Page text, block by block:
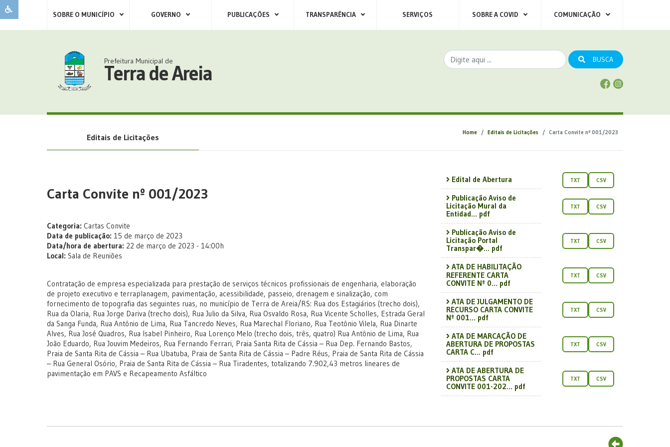
SOBRE O MUNICÍPIO GOVERNO PUBLICAÇÕES TRANSPARÊNCIA SERVIÇOS SOBRE A COVID COMUNICAÇÃO
Prefeitura Municipal de
Terra de Areia
BUSCA
Editais de Licitações Home Editais de Licitações Carta Convite nº 001/2023
Carta Convite nº 001/2023
Categoria: Cartas Convite
Data de publicação: 15 de março de 2023
Data/hora de abertura: 22 de março de 2023 - 14:00h
Local: Sala de Reuniões
Contratação de empresa especializada para prestação de serviços técnicos profissionais de engenharia, elaboração
de projeto executivo e terraplanagem, pavimentação, acessibilidade, passeio, drenagem e sinalização, com
fornecimento de topografia das seguintes ruas, no município de Terra de Areia/RS: Rua dos Estagiários (trecho dois),
Rua da Olaria, Rua Jorge Dariva (trecho dois), Rua Julio da Silva, Rua Osvaldo Rosa, Rua Vicente Scholles, Estrada Geral
da Sanga Funda, Rua Antônio de Lima, Rua Tancredo Neves, Rua Marechal Floriano, Rua Teotônio Vilela, Rua Dinarte
Alves, Rua José Quadros, Rua Isabel Pinheiro, Rua Lorenço Melo (trecho dois, três, quatro) Rua Antônio de Lima, Rua
João Eduardo, Rua Jouvim Medeiros, Rua Fernando Ferrari, Praia Santa Rita de Cássia – Rua Dep. Fernando Bastos,
Praia de Santa Rita de Cássia – Rua Ubatuba, Praia de Santa Rita de Cássia – Padre Réus, Praia de Santa Rita de Cássia
– Rua General Osório, Praia de Santa Rita de Cássia – Rua Tiradentes, totalizando 7.902,43 metros lineares de
pavimentação em PAVS e Recapeamento Asfáltico
Edital de Abertura TXT CSV
Publicação Aviso de
Licitação Mural da
Entidad... pdf
TXT CSV
Publicação Aviso de
Licitação Portal
Transpar�... pdf
TXT CSV
ATA DE HABILITAÇÃO
REFERENTE CARTA
CONVITE Nº 0... pdf
TXT CSV
ATA DE JULGAMENTO DE
RECURSO CARTA CONVITE
Nº 001... pdf
TXT CSV
ATA DE MARCAÇÃO DE
ABERTURA DE PROPOSTAS
CARTA C... pdf
TXT CSV
ATA DE ABERTURA DE
PROPOSTAS CARTA
CONVITE 001-202... pdf
TXT CSV